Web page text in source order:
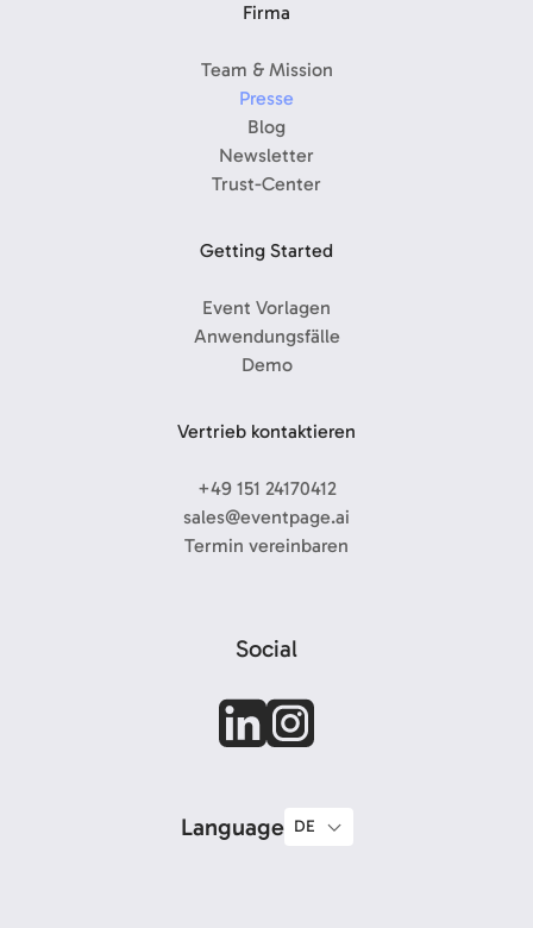
Firma
Team & Mission
Presse
Blog
Newsletter
Trust-Center
Getting Started
Event Vorlagen
Anwendungsfälle
Demo
Vertrieb kontaktieren
+49 151 24170412
sales@eventpage.ai
Termin vereinbaren
Social
Language